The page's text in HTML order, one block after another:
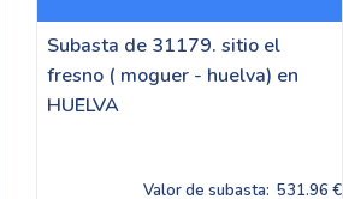
Subasta de 31179. sitio el
fresno ( moguer - huelva) en
HUELVA
Valor de subasta: 531.96 €